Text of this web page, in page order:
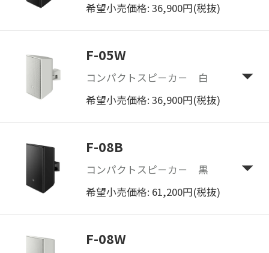
希望小売価格: 36,900円(税抜)
F-05W
コンパクトスピ－カ－ 白
希望小売価格: 36,900円(税抜)
F-08B
コンパクトスピ－カ－ 黒
希望小売価格: 61,200円(税抜)
F-08W